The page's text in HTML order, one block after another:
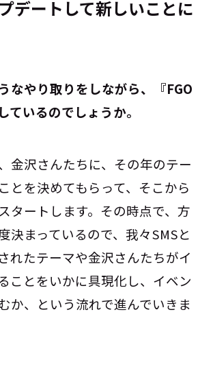
デートして新しいことに
うなやり取りをしながら、『FGO
ているのでしょうか。
金沢さんたちに、その年のテー
とを決めてもらって、そこから
タートします。その時点で、方
決まっているので、我々SMSと
れたテーマや金沢さんたちがイ
ことをいかに具現化し、イベン
か、という流れで進んでいきま